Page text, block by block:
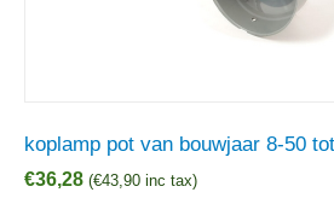
koplamp pot van bouwjaar 8-50
€36,28 (€43,90 inc tax)